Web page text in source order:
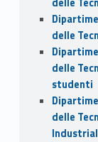
delle
delle
studenti
delle